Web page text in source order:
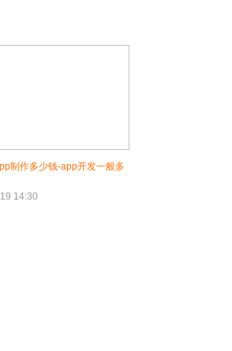
制作多少钱-app开发一般多
14:30